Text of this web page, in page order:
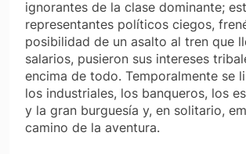
ignorantes de la clase dominante;
representantes políticos ciegos,
posibilidad de un asalto al tren que
salarios, pusieron sus intereses
encima de todo. Temporalmente se
los industriales, los banqueros, los
y la gran burguesía y, en solitario,
camino de la aventura.